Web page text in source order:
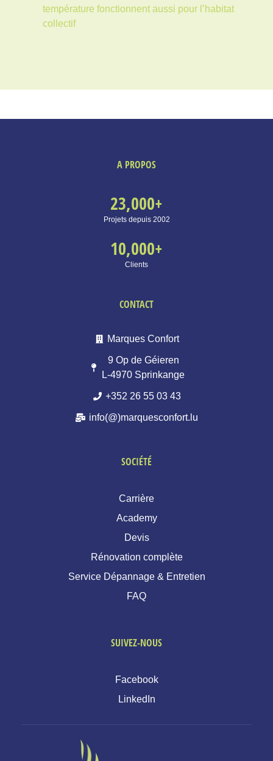
température fonctionnent aussi pour l’habitat
collectif
A PROPOS
Projets depuis 2002
23,000+
Clients
10,000+
CONTACT
Marques Confort
9 Op de Géieren
L-4970 Sprinkange
+352 26 55 03 43
info(@)marquesconfort.lu
SOCIÉTÉ
Carrière
Academy
Devis
Rénovation complète
Service Dépannage & Entretien
FAQ
SUIVEZ-NOUS
Facebook
LinkedIn